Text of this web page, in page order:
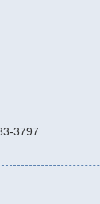
3797